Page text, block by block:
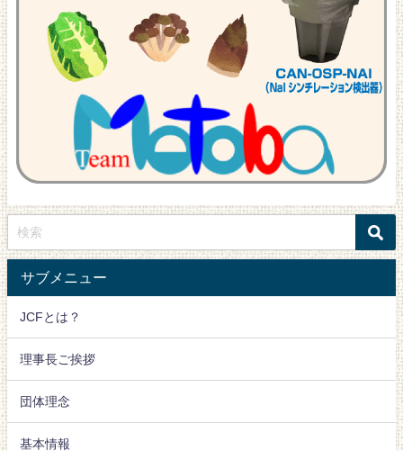
サブメニュー
JCFとは？
理事長ご挨拶
団体理念
基本情報